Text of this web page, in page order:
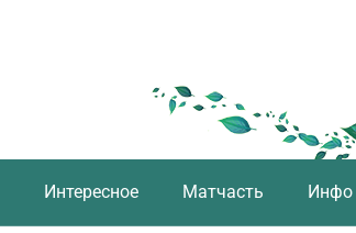
Интересное Матчасть Инфо